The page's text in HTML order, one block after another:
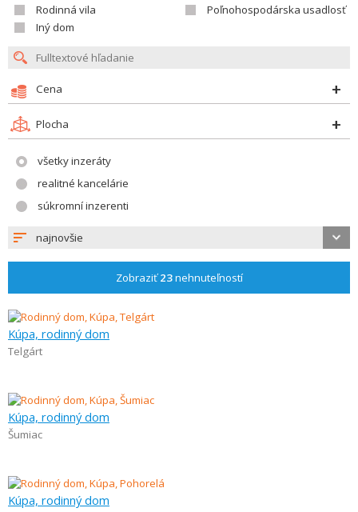
Rodinná vila
Poľnohospodárska usadlosť
Iný dom
Cena
Plocha
všetky inzeráty
realitné kancelárie
súkromní inzerenti
najnovšie
Zobraziť23nehnuteľností
Kúpa, rodinný dom
Telgárt
Kúpa, rodinný dom
Šumiac
Kúpa, rodinný dom